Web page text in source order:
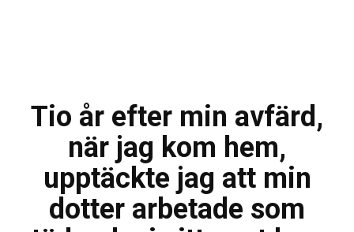
Tio år efter min avfärd,
när jag kom hem,
upptäckte jag att min
dotter arbetade som